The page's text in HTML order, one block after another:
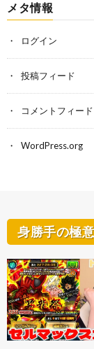
メタ情報
ログイン
投稿フィード
コメントフィード
WordPress.org
身勝手の極意